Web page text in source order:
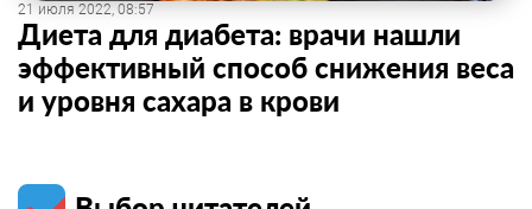
21 июля 2022, 08:57
Диета для диабета: врачи нашли
эффективный способ снижения веса
и уровня сахара в крови